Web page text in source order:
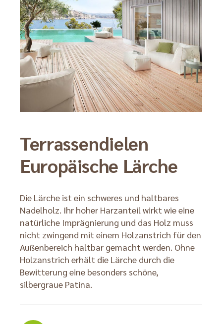
Terrassendielen
Europäische Lärche
Die Lärche ist ein schweres und haltbares
Nadelholz. Ihr hoher Harzanteil wirkt wie eine
natürliche Imprägnierung und das Holz muss
nicht zwingend mit einem Holzanstrich für den
Außenbereich haltbar gemacht werden. Ohne
Holzanstrich erhält die Lärche durch die
Bewitterung eine besonders schöne,
silbergraue Patina.